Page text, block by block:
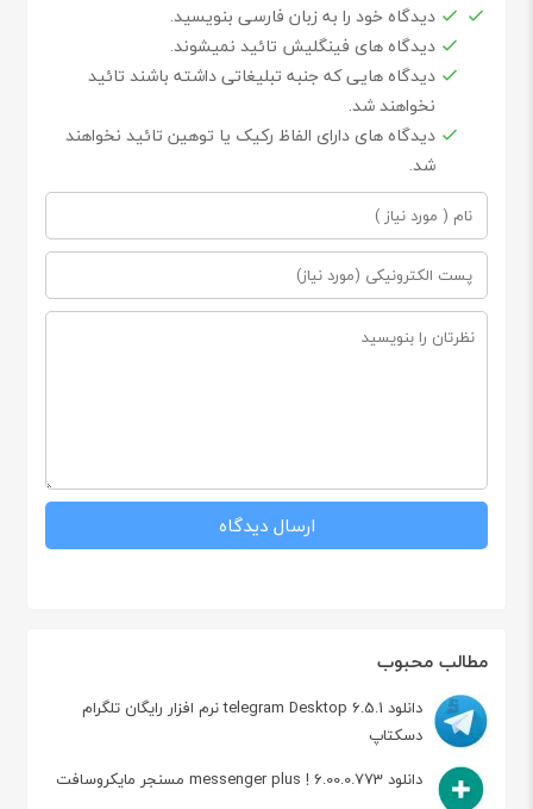
مطالب محبوب
دانلود telegram Desktop 6.5.1 نرم افزار رایگان تلگرام
دسکتاپ
دانلود messenger plus ! 6.00.0.773 مسنجر مایکروسافت
دیدگاه خود را به زبان فارسی بنویسید.
دیدگاه های فینگلیش تائید نمیشوند.
دیدگاه هایی که جنبه تبلیغاتی داشته باشند تائید
نخواهند شد.
دیدگاه های دارای الفاظ رکیک یا توهین تائید نخواهند
شد.